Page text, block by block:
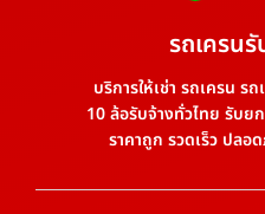
รถเครน
บริการให้เช่า รถเครน ร
10 ล้อรับจ้างทั่วไทย รับ
ราคาถูก รวดเร็ว ปล